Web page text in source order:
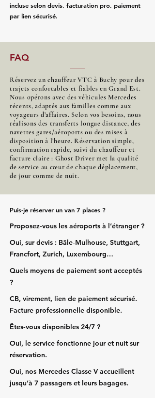
incluse selon devis, facturation pro, paiement
par lien sécurisé.
FAQ
Réservez un chauffeur VTC à Buchy pour des
trajets confortables et fiables en Grand Est.
Nous opérons avec des véhicules Mercedes
récents, adaptés aux familles comme aux
voyageurs d’affaires. Selon vos besoins, nous
réalisons des transferts longue distance, des
navettes gares/aéroports ou des mises à
disposition à l’heure. Réservation simple,
confirmation rapide, suivi du chauffeur et
facture claire : Ghost Driver met la qualité
de service au cœur de chaque déplacement,
de jour comme de nuit.
Puis‑je réserver un van 7 places ?
Proposez‑vous les aéroports à l’étranger ?
Oui, sur devis : Bâle‑Mulhouse, Stuttgart,
Francfort, Zurich, Luxembourg…
Quels moyens de paiement sont acceptés
?
CB, virement, lien de paiement sécurisé.
Facture professionnelle disponible.
Êtes‑vous disponibles 24/7 ?
Oui, le service fonctionne jour et nuit sur
réservation.
Oui, nos Mercedes Classe V accueillent
jusqu’à 7 passagers et leurs bagages.